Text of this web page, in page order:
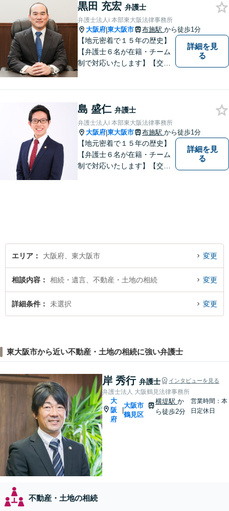
ムーズな明け渡し請求で依頼
者さまの被害を最小限に抑え
る」
黒田 充宏 弁護士
弁護士法人i 本部東大阪法律事務所
大阪府|東大阪市 布施駅 から徒歩1分
【地元密着で１５年の歴史】
【弁護士６名が在籍・チーム
制で対応いたします】【交通
駅前店５階】 お悩みは【弁護
士法人ｉ 東大阪法律事務
所 】におまかせください！
詳細を見
る
島 盛仁 弁護士
弁護士法人i 本部東大阪法律事務所
大阪府|東大阪市 布施駅 から徒歩1分
【地元密着で１５年の歴史】
【弁護士６名が在籍・チーム
制で対応いたします】【交通
詳細を見
る
エリア 大阪府、東大阪市 変更
相談内容 相続・遺言、不動産・土地の相続 変更
詳細条件 未選択 変更
東大阪市から近い不動産・土地の相続に強い弁護士
岸 秀行 弁護士 インタビューを見る
弁護士法人 大阪鶴見法律事務所
大
阪
府
大阪市
鶴見区
横堤駅 か
ら徒歩2分
営業時間：本
日定休日
不動産・土地の相続